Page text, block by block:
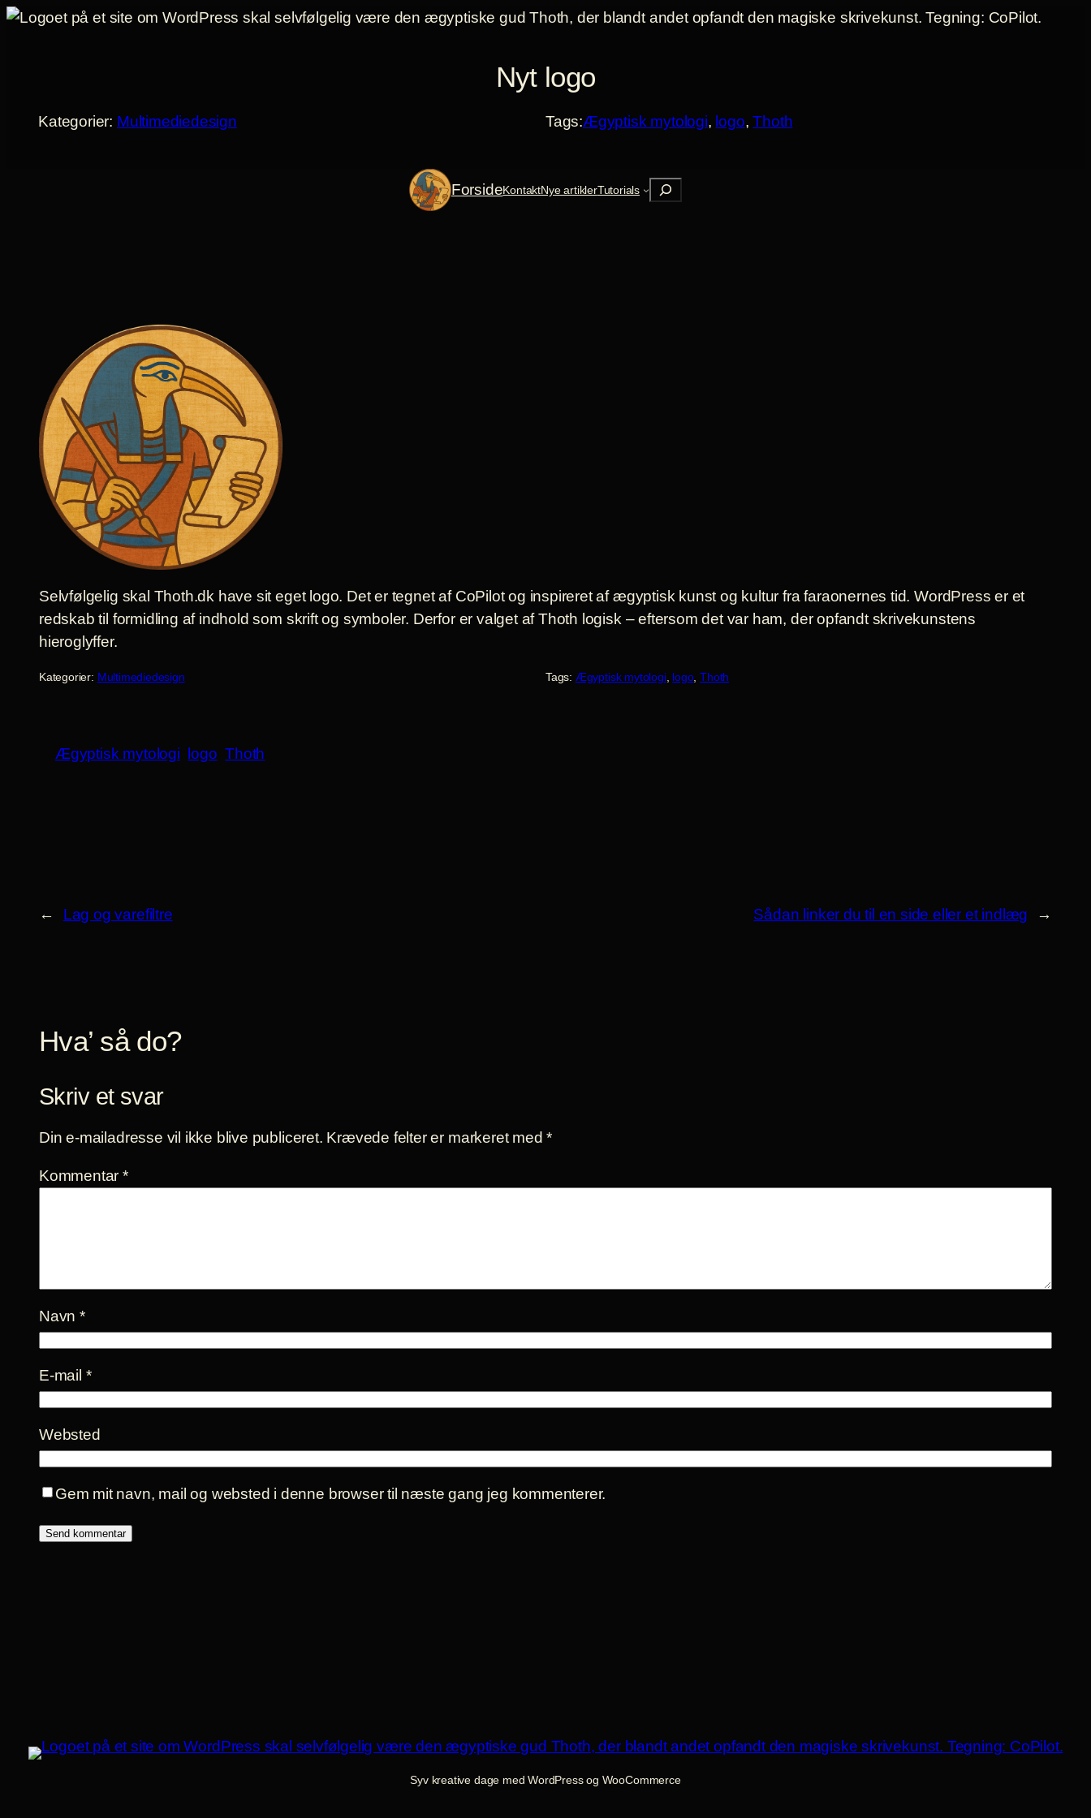
Spring
Nyt logo
Kategorier: Multimediedesign Tags:Ægyptisk mytologi, logo, Thoth
ForsideKontaktNye artiklerTutorials Søg
Selvfølgelig skal Thoth.dk have sit eget logo. Det er tegnet af CoPilot og inspireret af ægyptisk kunst og kultur fra faraonernes tid. WordPress er et
redskab til formidling af indhold som skrift og symboler. Derfor er valget af Thoth logisk – eftersom det var ham, der opfandt skrivekunstens
hieroglyffer.
Kategorier: Multimediedesign Tags: Ægyptisk mytologi, logo, Thoth
Ægyptisk mytologi logo Thoth
← Lag og varefiltre Sådan linker du til en side eller et indlæg →
Hva’ så do?
Skriv et svar
Din e-mailadresse vil ikke blive publiceret. Krævede felter er markeret med*
Kommentar*
Navn*
E-mail *
Websted
Gem mit navn, mail og websted i denne browser til næste gang jeg kommenterer.
Syv kreative dage med WordPress og WooCommerce